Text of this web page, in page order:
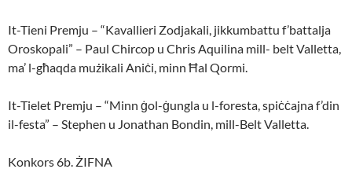
It-Tieni Premju – “Kavallieri Zodjakali, jikkumbattu f’battalja
Oroskopali” – Paul Chircop u Chris Aquilina mill- belt Valletta,
ma’ l-għaqda mużikali Aniċi, minn Ħal Qormi.
It-Tielet Premju – “Minn ġol-ġungla u l-foresta, spiċċajna f’din
il-festa” – Stephen u Jonathan Bondin, mill-Belt Valletta.
Konkors 6b. ŻIFNA